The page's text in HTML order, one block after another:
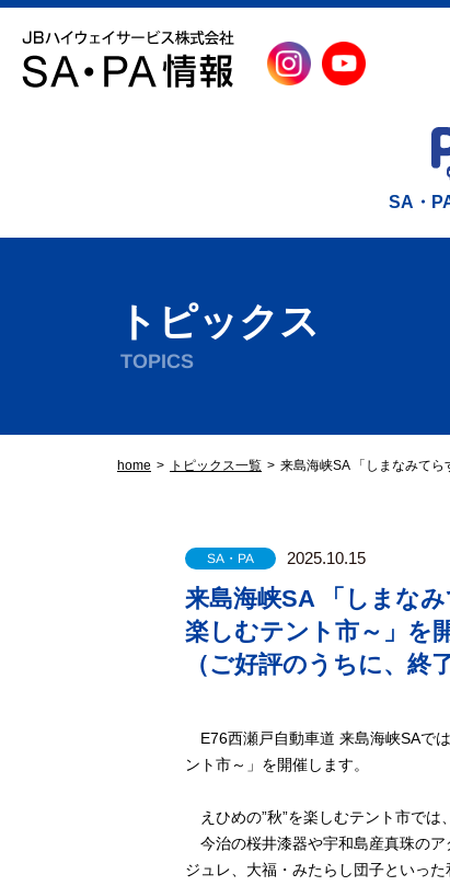
SA・
トピックス
TOPICS
home トピックス一覧 来島海峡SA 「しまなみて
SA・PA 2025.10.15
来島海峡SA 「しまな
楽しむテント市～」を
（ご好評のうちに、終
E76西瀬戸自動車道 来島海峡SAで
ント市～」を開催します。
えひめの”秋”を楽しむテント市では
今治の桜井漆器や宇和島産真珠の
ジュレ、大福・みたらし団子といっ